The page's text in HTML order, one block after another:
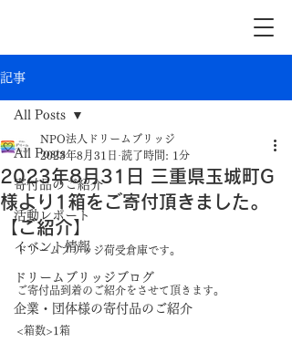
記事
All Posts
寄付品のご紹介
活動レポート
イベント情報
ドリームブリッジブログ
企業・団体様の寄付品のご紹介
All Posts
2023年8月31日 三重県玉城町G
様より1箱をご寄付頂きました。
【ご紹介】
NPO法人ドリームブリッジ
2023年8月31日 読了時間: 1分
ドリームブリッジ荷受倉庫です。
ご寄付品到着のご紹介をさせて頂きます。
<箱数>1箱